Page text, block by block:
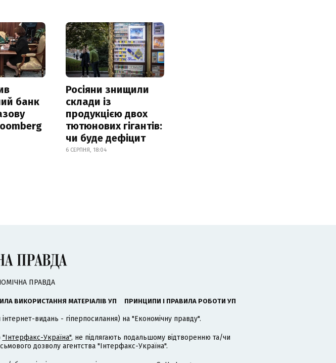
банк
Росіяни знищили
склади із
продукцією двох
тютюнових гігантів:
чи буде дефіцит
6 СЕРПНЯ, 18:04
ПРАВДА
ВИКОРИСТАННЯ МАТЕРІАЛІВ УП ПРИНЦИПИ І ПРАВИЛА РОБОТИ УП
видань - гіперпосилання) на "Економічну правду".
"Інтерфакс-Україна", не підлягають подальшому відтворенню та/чи
дозволу агентства "Інтерфакс-Україна".